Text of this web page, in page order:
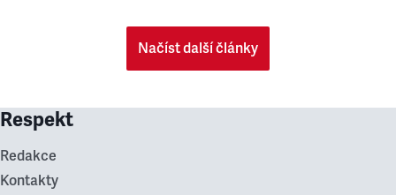
Načíst další články
Respekt
Redakce
Kontakty